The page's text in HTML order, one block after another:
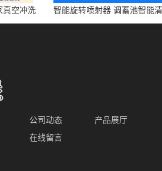
真空冲洗
少堵塞设
智能旋转喷射器 调蓄池智能
点对点面对面旋转清洗
公司动态
产品展厅
在线留言